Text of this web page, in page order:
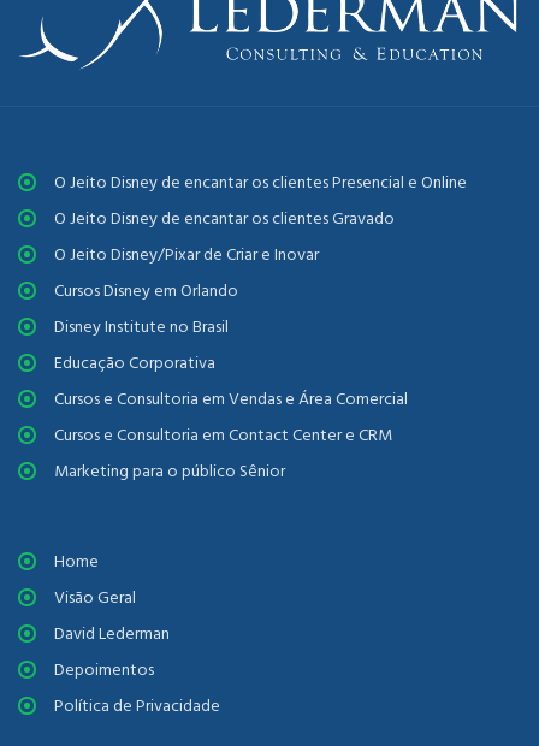
O Jeito Disney de encantar os clientes Presencial e Online
O Jeito Disney de encantar os clientes Gravado
O Jeito Disney/Pixar de Criar e Inovar
Cursos Disney em Orlando
Disney Institute no Brasil
Educação Corporativa
Cursos e Consultoria em Vendas e Área Comercial
Cursos e Consultoria em Contact Center e CRM
Marketing para o público Sênior
Home
Visão Geral
David Lederman
Depoimentos
Política de Privacidade